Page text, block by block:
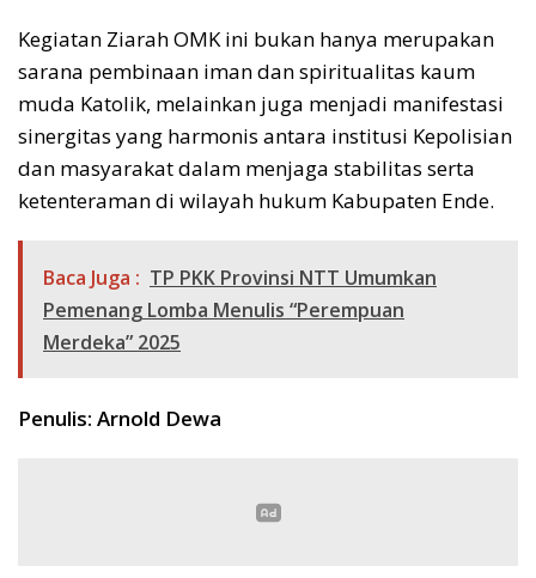
Kegiatan Ziarah OMK ini bukan hanya merupakan
sarana pembinaan iman dan spiritualitas kaum
muda Katolik, melainkan juga menjadi manifestasi
sinergitas yang harmonis antara institusi Kepolisian
dan masyarakat dalam menjaga stabilitas serta
ketenteraman di wilayah hukum Kabupaten Ende.
Baca Juga : TP PKK Provinsi NTT Umumkan
Pemenang Lomba Menulis “Perempuan
Merdeka” 2025
Penulis: Arnold Dewa